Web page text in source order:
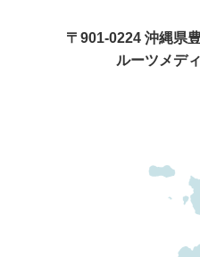
〒901-0224 沖縄県
ルーツメデ